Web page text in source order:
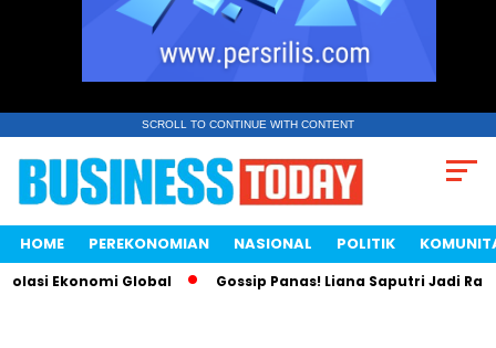
SCROLL TO CONTINUE WITH CONTENT
HOME PEREKONOMIAN NASIONAL POLITIK
Ekonomi Global Gossip Panas! Liana Saputri Jadi Ratu